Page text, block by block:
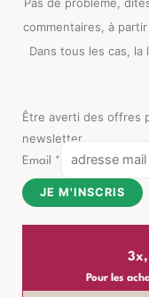
Pas de problème,
commentaires, à
Dans tous les cas,
Être averti des offres
newsletter
Email *
JE M'INSCRIS
3x,
Pour les